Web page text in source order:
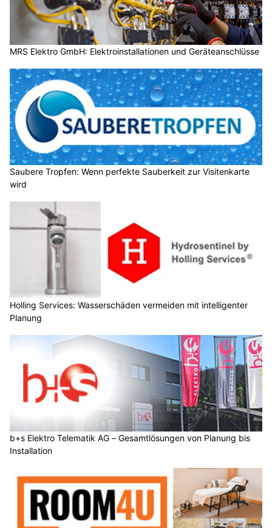
MRS Elektro GmbH: Elektroinstallationen und Geräteanschlüsse
Saubere Tropfen: Wenn perfekte Sauberkeit zur Visitenkarte
wird
Holling Services: Wasserschäden vermeiden mit intelligenter
Planung
b+s Elektro Telematik AG – Gesamtlösungen von Planung bis
Installation